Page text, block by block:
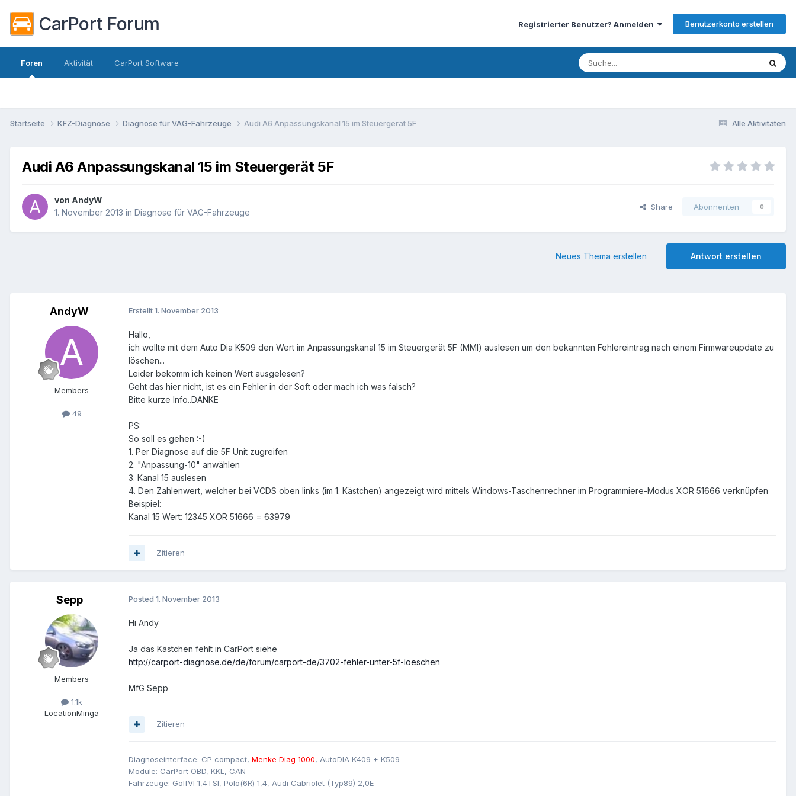
CarPort Forum Registrierter Benutzer? Anmelden Benutzerkonto erstellen
Foren Aktivität CarPort Software
Alle Aktivitäten
Startseite KFZ-Diagnose Diagnose für VAG-Fahrzeuge Audi A6 Anpassungskanal 15 im Steuergerät 5F
Audi A6 Anpassungskanal 15 im Steuergerät 5F
von AndyW
1. November 2013 in Diagnose für VAG-Fahrzeuge
Share Abonnenten 0
Antwort erstellen
Neues Thema erstellen
AndyW
Members
49
Erstellt1. November 2013
Hallo,
ich wollte mit dem Auto Dia K509 den Wert im Anpassungskanal 15 im Steuergerät 5F (MMI) auslesen um den bekannten Fehlereintrag nach einem Firmwareupdate zu
löschen...
Leider bekomm ich keinen Wert ausgelesen?
Geht das hier nicht, ist es ein Fehler in der Soft oder mach ich was falsch?
Bitte kurze Info..DANKE
PS:
So soll es gehen :-)
1. Per Diagnose auf die 5F Unit zugreifen
2. "Anpassung-10" anwählen
3. Kanal 15 auslesen
4. Den Zahlenwert, welcher bei VCDS oben links (im 1. Kästchen) angezeigt wird mittels Windows-Taschenrechner im Programmiere-Modus XOR 51666 verknüpfen
Beispiel:
Kanal 15 Wert: 12345 XOR 51666 = 63979
Zitieren
Sepp
Members
1.1k
LocationMinga
Posted 1. November 2013
Hi Andy
Ja das Kästchen fehlt in CarPort siehe
http://carport-diagnose.de/de/forum/carport-de/3702-fehler-unter-5f-loeschen
MfG Sepp
Zitieren
Diagnoseinterface: CP compact, Menke Diag 1000, AutoDIA K409 + K509
Module: CarPort OBD, KKL, CAN
Fahrzeuge: GolfVI 1,4TSI, Polo(6R) 1,4, Audi Cabriolet (Typ89) 2,0E